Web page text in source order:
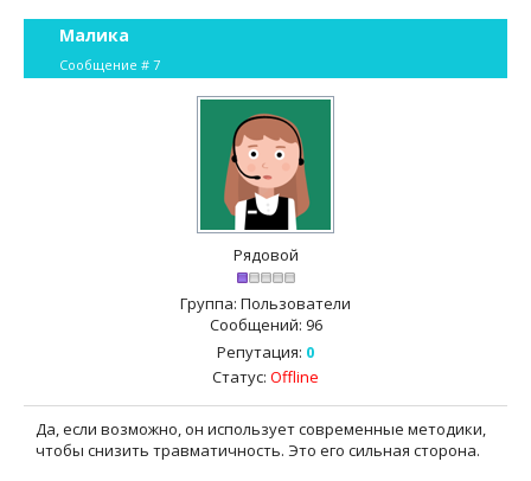
Малика
Сообщение # 7
Рядовой
Группа: Пользователи
Сообщений: 96
Репутация: 0
Статус: Offline
Да, если возможно, он использует современные методики,
чтобы снизить травматичность. Это его сильная сторона.